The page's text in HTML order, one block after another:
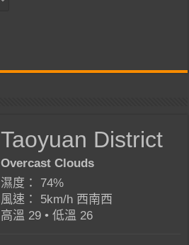
Taoyuan District
Overcast Clouds
濕度： 74%
風速： 5km/h 西南西
高溫 29 • 低溫 26